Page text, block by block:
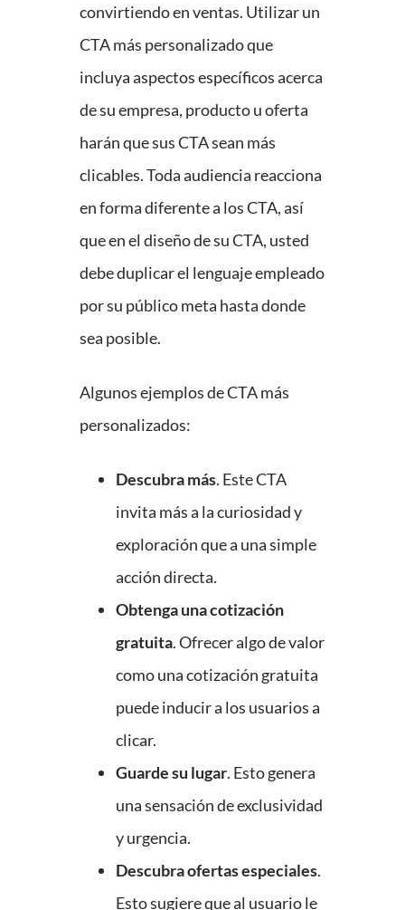
convirtiendo en ventas. Utilizar un
CTA más personalizado que
incluya aspectos específicos acerca
de su empresa, producto u oferta
harán que sus CTA sean más
clicables. Toda audiencia reacciona
en forma diferente a los CTA, así
que en el diseño de su CTA, usted
debe duplicar el lenguaje empleado
por su público meta hasta donde
sea posible.
Algunos ejemplos de CTA más
personalizados:
Descubra más. Este CTA
invita más a la curiosidad y
exploración que a una simple
acción directa.
Obtenga una cotización
gratuita. Ofrecer algo de valor
como una cotización gratuita
puede inducir a los usuarios a
clicar.
Guarde su lugar. Esto genera
una sensación de exclusividad
y urgencia.
Descubra ofertas especiales.
Esto sugiere que al usuario le